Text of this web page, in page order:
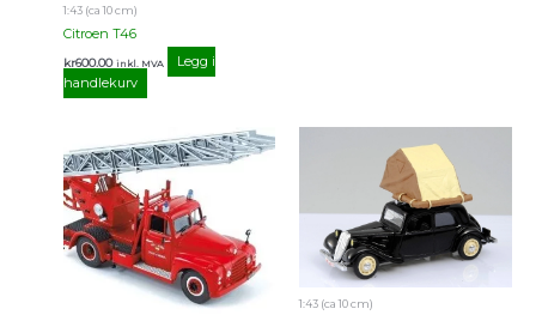
1:43 (ca 10 cm)
Citroen T46
kr600.00 inkl. MVA
Legg i
handlekurv
1:43 (ca 10 cm)